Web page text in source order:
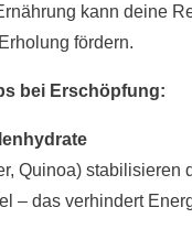
kann deine
fördern.
bei Erschöpfung:
Quinoa) stabilisieren
– das verhindert